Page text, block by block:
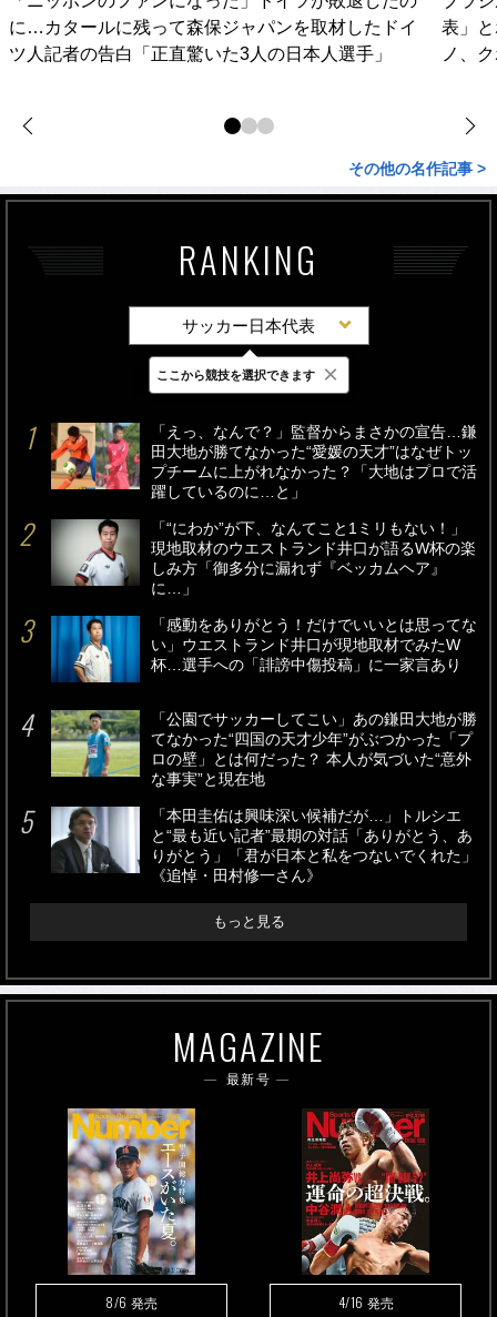
に…カタールに残って森保ジャパンを取材したドイ
ツ人記者の告白「正直驚いた3人の日本人選手」
表」
ノ、
その他の名作記事 >
RANKING
サッカー日本代表
最新 24時間 週間
「えっ、なんで？」監督からまさかの宣告…鎌
田大地が勝てなかった“愛媛の天才”はなぜトッ
プチームに上がれなかった？「大地はプロで活
躍しているのに…と」
「“にわか”が下、なんてこと1ミリもない！」
現地取材のウエストランド井口が語るW杯の楽
しみ方「御多分に漏れず『ベッカムヘア』
に…」
「感動をありがとう！だけでいいとは思ってな
い」ウエストランド井口が現地取材でみたW
杯…選手への「誹謗中傷投稿」に一家言あり
「公園でサッカーしてこい」あの鎌田大地が勝
てなかった“四国の天才少年”がぶつかった「プ
ロの壁」とは何だった？ 本人が気づいた“意外
な事実”と現在地
「本田圭佑は興味深い候補だが…」トルシエ
と“最も近い記者”最期の対話「ありがとう、あ
りがとう」「君が日本と私をつないでくれた」
《追悼・田村修一さん》
もっと見る
MAGAZINE
最新号
8/6 発売 4/16 発売
ここから競技を選択できます ×